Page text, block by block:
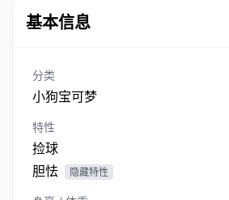
基本信息
分类
小狗宝可梦
特性
捡球
胆怯
隐藏特性